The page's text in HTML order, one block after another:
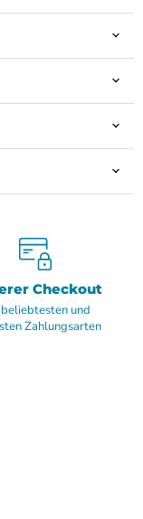
Checkout
und
Zahlungsarten